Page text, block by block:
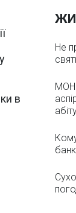
в
Не
МОН